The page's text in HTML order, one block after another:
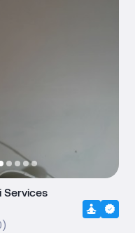
Services